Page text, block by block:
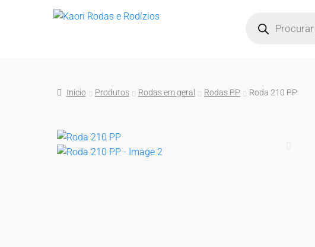
produtos
Início Produtos Rodas em geral Rodas PP Roda 210 PP